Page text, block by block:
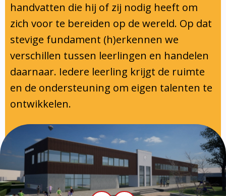
handvatten die hij of zij nodig heeft om
zich voor te bereiden op de wereld. Op dat
stevige fundament (h)erkennen we
verschillen tussen leerlingen en handelen
daarnaar. Iedere leerling krijgt de ruimte
en de ondersteuning om eigen talenten te
ontwikkelen.